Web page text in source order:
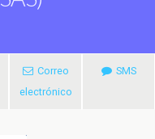
Correo
electrónico
SMS